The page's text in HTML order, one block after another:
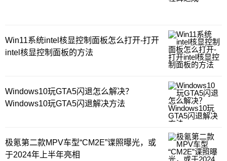
Win11系统intel核显控制面板怎么打开-打开
intel核显控制面板的方法
Windows10玩GTA5闪退怎么解决？
Windows10玩GTA5闪退解决方法
极氪第二款MPV车型“CM2E”谍照曝光，或
于2024年上半年亮相